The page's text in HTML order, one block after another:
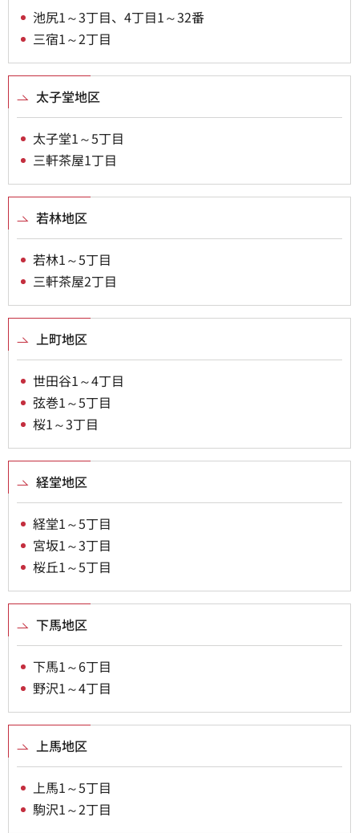
池尻1～3丁目、4丁目1～32番
三宿1～2丁目
太子堂地区
太子堂1～5丁目
三軒茶屋1丁目
若林地区
若林1～5丁目
三軒茶屋2丁目
上町地区
世田谷1～4丁目
弦巻1～5丁目
桜1～3丁目
経堂地区
経堂1～5丁目
宮坂1～3丁目
桜丘1～5丁目
下馬地区
下馬1～6丁目
野沢1～4丁目
上馬地区
上馬1～5丁目
駒沢1～2丁目